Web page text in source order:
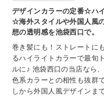
デザインカラーの定番☆ハ
☆海外スタイルや外国人風
想の透明感を池袋西口で。
巻き髪にも！ストレートに
るハイライトカラーで最旬
ルに♪ 池袋西口の当店なら
色系カラーとの相性も抜群
しから外国人風デザインま